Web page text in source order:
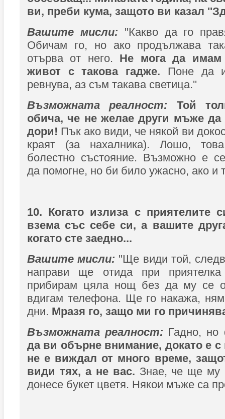
ви, преби кума, защото ви казал
Вашите мисли: ''Какво да го
Обичам го, но ако продължава
отърва от него. Не мога да имам
живот с такова гадже. Поне да
ревнува, аз съм такава светица.''
Възможната реалност:
Той
обича, че не желае други мъже да
дори! Пък ако види, че някой ви
краят (за нахалника). Лошо,
болестно състояние. Възможно е
да помогне, но би било ужасно, ако и
10. Когато излиза с приятелите
взема със себе си, а вашите
когато сте заедно...
Вашите мисли: ''Ще види той,
направи ще отида при
прибирам цяла нощ без да му се
вдигам телефона. Ще го накажа,
дни. Мразя го, защо ми го
Възможната реалност: Гадно,
да ви обърне внимание, докато е с
не е виждал от много време,
види тях, а не вас. Знае, че ще му
донесе букет цветя. Някои мъже са